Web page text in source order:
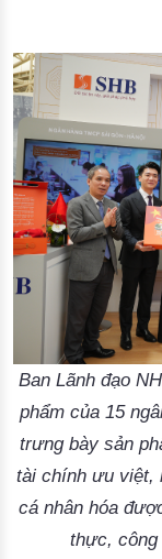
Ban Lãnh đạo
phẩm của 15
trưng bày sản
tài chính ưu việt,
cá nhân hóa
thực, công